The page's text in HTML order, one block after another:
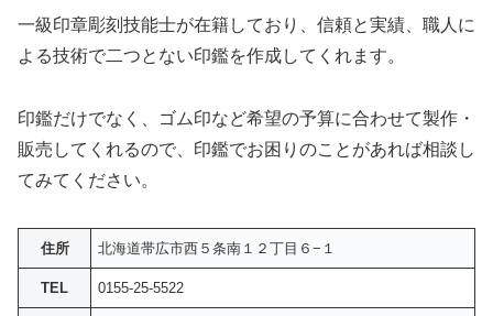
一級印章彫刻技能士が在籍しており、信頼と実績、職人に
よる技術で二つとない印鑑を作成してくれます。
印鑑だけでなく、ゴム印など希望の予算に合わせて製作・
販売してくれるので、印鑑でお困りのことがあれば相談し
てみてください。
住所 北海道帯広市西５条南１２丁目６−１
TEL 0155-25-5522